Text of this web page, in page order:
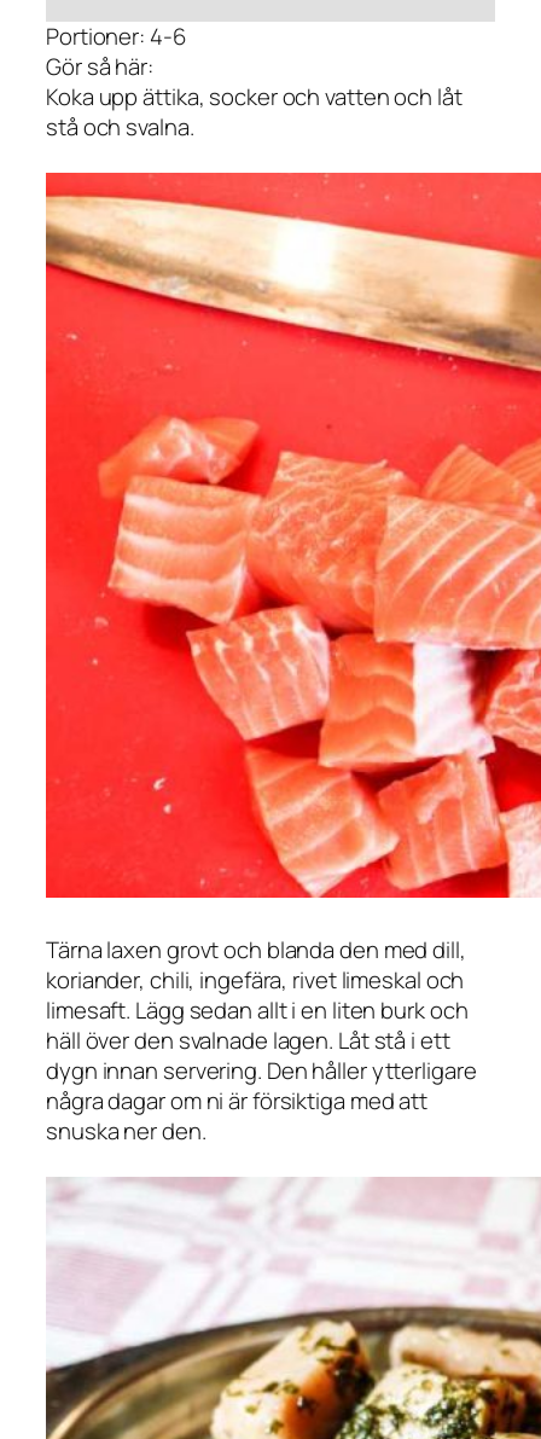
Portioner: 4-6
Gör så här:
Koka upp ättika, socker och vatten och låt
stå och svalna.
Tärna laxen grovt och blanda den med dill,
koriander, chili, ingefära, rivet limeskal och
limesaft. Lägg sedan allt i en liten burk och
häll över den svalnade lagen. Låt stå i ett
dygn innan servering. Den håller ytterligare
några dagar om ni är försiktiga med att
snuska ner den.